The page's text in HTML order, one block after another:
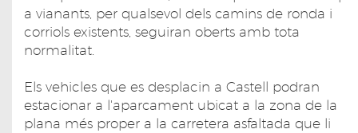
a vianants, per qualsevol dels camins de ronda i
corriols existents, seguiran oberts amb tota
normalitat.
Els vehicles que es desplacin a Castell podran
estacionar a l'aparcament ubicat a la zona de la
plana més proper a la carretera asfaltada que li